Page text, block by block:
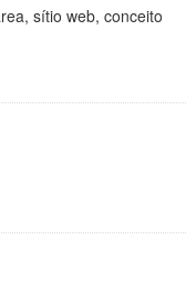
sítio web, conceito